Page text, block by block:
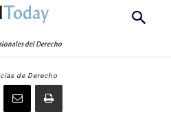
Today
del Derecho
de Derecho